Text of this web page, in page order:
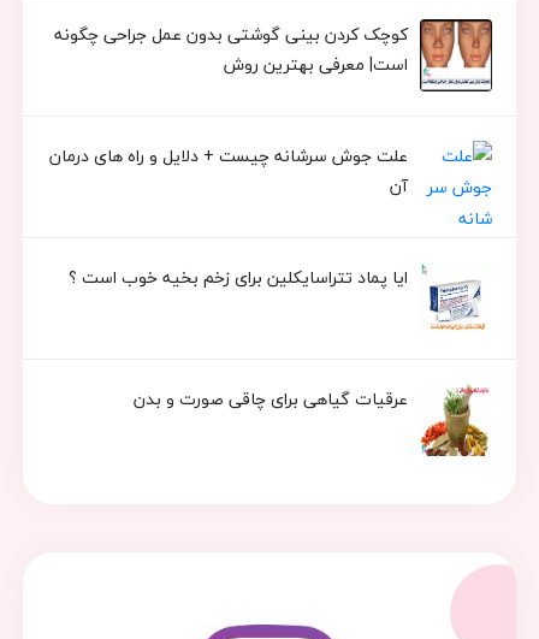
کوچک کردن بینی گوشتی بدون عمل جراحی چگونه
است| معرفی بهترین روش
علت جوش سرشانه چیست + دلایل و راه های درمان
آن
ایا پماد تتراسایکلین برای زخم بخیه خوب است ؟
عرقیات گیاهی برای چاقی صورت و بدن